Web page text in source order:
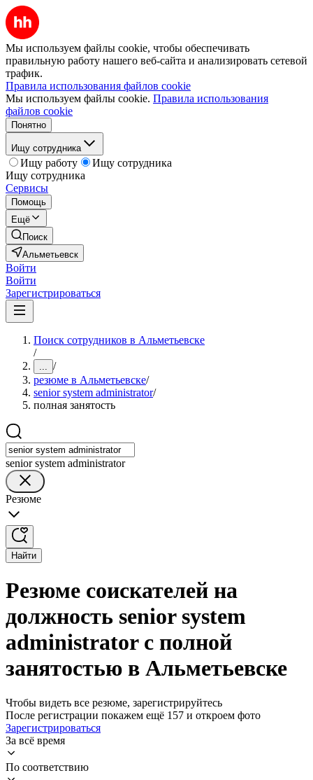
Мы используем файлы cookie, чтобы обеспечивать
правильную работу нашего веб-сайта и анализировать сетевой
трафик.
Правила использования файлов cookie
Мы используем файлы cookie. Правила использования
файлов cookie
Понятно
Ищу сотрудника
Ищу работу
Ищу сотрудника
Ищу сотрудника
Сервисы
Помощь
Ещё
Поиск
Альметьевск
Войти
Войти
Зарегистрироваться
Поиск сотрудников в Альметьевске
/
... /
резюме в Альметьевске/
senior system administrator/
полная занятость
senior system administrator
Резюме
Найти
Резюме соискателей на
должность senior system
administrator с полной
занятостью в Альметьевске
Чтобы видеть все резюме, зарегистрируйтесь
После регистрации покажем ещё 157 и откроем фото
Зарегистрироваться
За всё время
По соответствию